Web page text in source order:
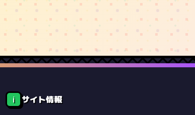
ℹ️ サイト情報